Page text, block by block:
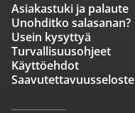
Asiakastuki ja palaute
Unohditko salasanan?
Usein kysyttyä
Turvallisuusohjeet
Käyttöehdot
Saavutettavuusseloste